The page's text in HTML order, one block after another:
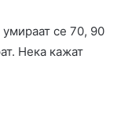
се 70, 90
Нека кажат